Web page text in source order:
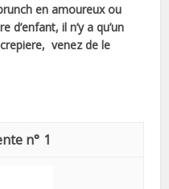
en amoureux ou
d’enfant, il n’y a qu’un
venez de le
1